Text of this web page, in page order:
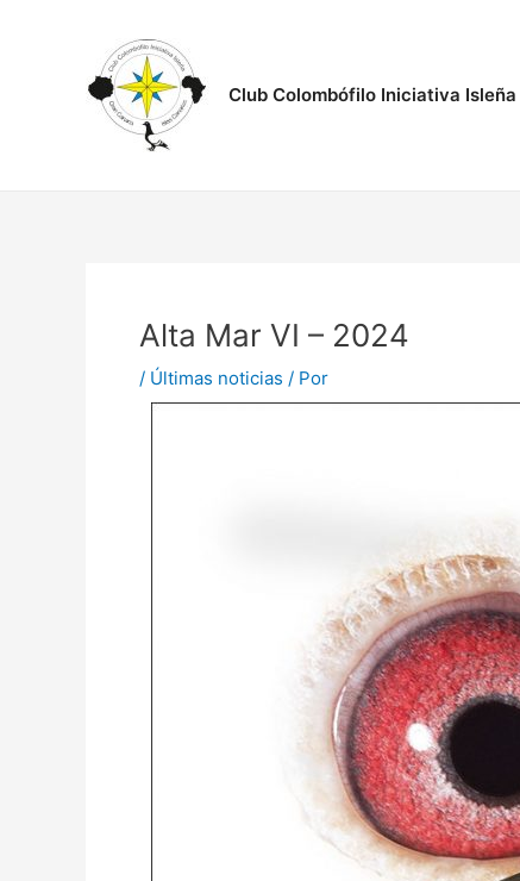
Club Colombófilo Iniciativa Isleña
Alta Mar VI – 2024
/ Últimas noticias / Por
de
entradas